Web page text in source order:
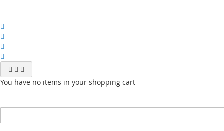
You have no items in your shopping cart